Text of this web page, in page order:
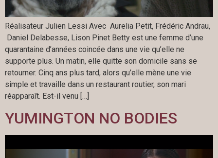
Réalisateur Julien Lessi Avec Aurelia Petit, Frédéric Andrau,
Daniel Delabesse, Lison Pinet Betty est une femme d’une
quarantaine d’années coincée dans une vie qu’elle ne
supporte plus. Un matin, elle quitte son domicile sans se
retourner. Cinq ans plus tard, alors qu’elle mène une vie
simple et travaille dans un restaurant routier, son mari
réapparaît. Est-il venu […]
YUMINGTON NO BODIES